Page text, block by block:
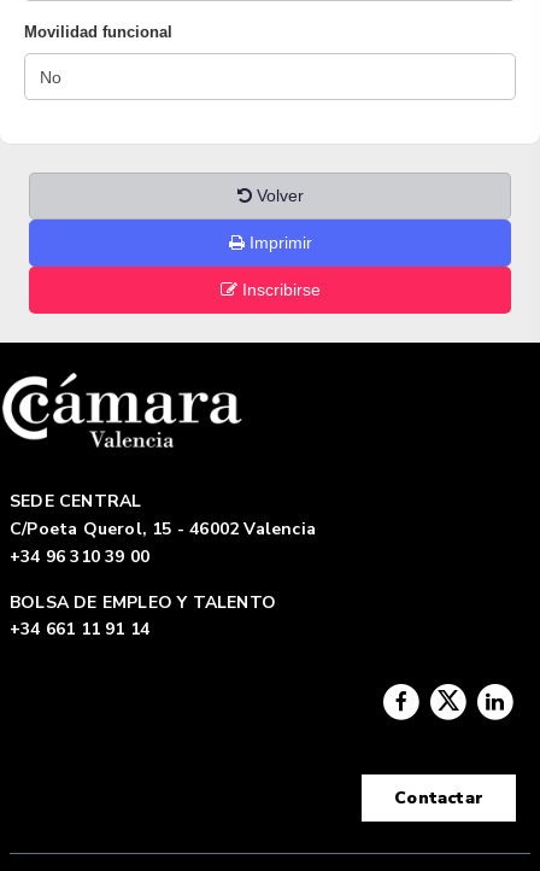
Movilidad funcional
Volver
Imprimir
Inscribirse
SEDE CENTRAL
C/Poeta Querol, 15 - 46002 Valencia
+34 96 310 39 00
BOLSA DE EMPLEO Y TALENTO
+34 661 11 91 14
Contactar